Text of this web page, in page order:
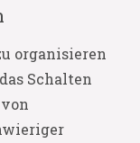
organisieren
Schalten